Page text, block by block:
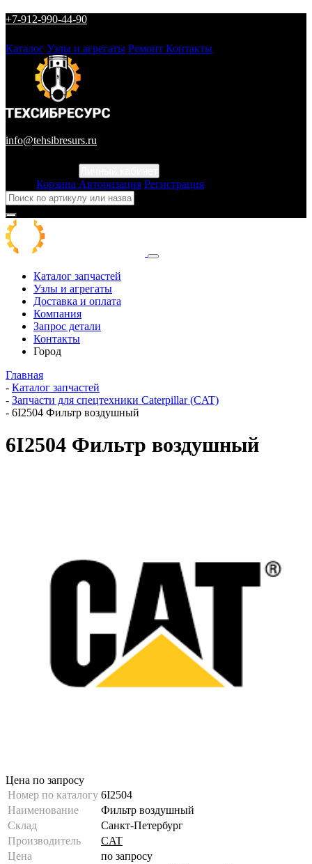
+7-912-990-44-90
Каталог Узлы и агрегаты Ремонт Контакты
info@tehsibresurs.ru
Корзина Авторизация Регистрация
Каталог запчастей
Узлы и агрегаты
Доставка и оплата
Компания
Запрос детали
Контакты
Город
Главная
- Каталог запчастей
- Запчасти для спецтехники Caterpillar (CAT)
- 6I2504 Фильтр воздушный
6I2504 Фильтр воздушный
Цена по запросу
Номер по каталогу 6I2504
Наименование
Фильтр воздушный
Склад
Санкт-Петербург
Производитель
CAT
Цена
по запросу